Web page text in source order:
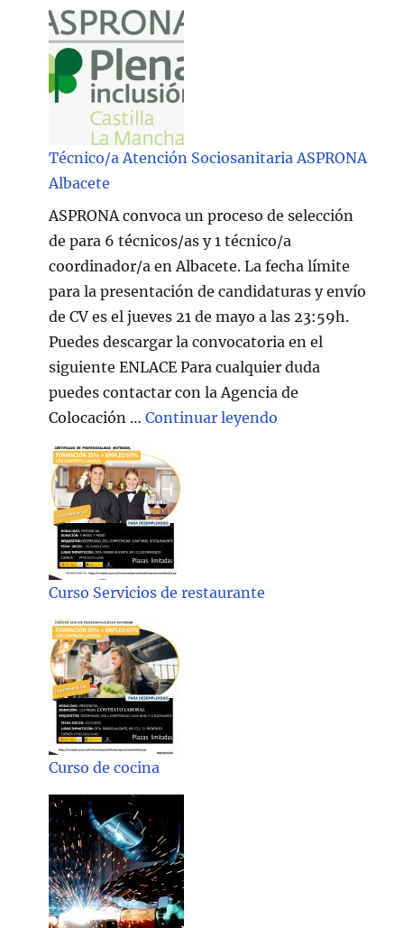
Técnico/a Atención Sociosanitaria ASPRONA
Albacete
ASPRONA convoca un proceso de selección
de para 6 técnicos/as y 1 técnico/a
coordinador/a en Albacete. La fecha límite
para la presentación de candidaturas y envío
de CV es el jueves 21 de mayo a las 23:59h.
Puedes descargar la convocatoria en el
siguiente ENLACE Para cualquier duda
puedes contactar con la Agencia de
Colocación …Continuar leyendo
Curso Servicios de restaurante
Curso de cocina